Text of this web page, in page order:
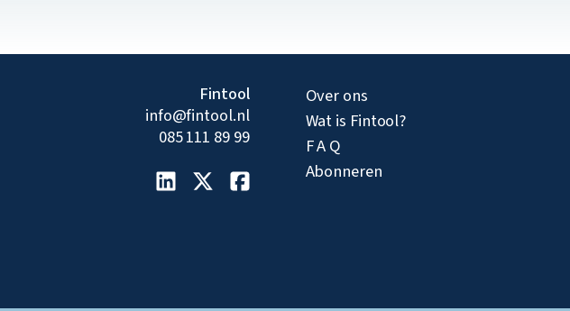
Fintool
info@fintool.nl
085 111 89 99
Over ons
Wat is Fintool?
F A Q
Abonneren